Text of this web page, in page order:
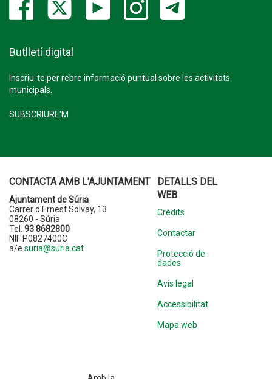
Butlletí digital
Inscriu-te per rebre informació puntual sobre les activitats
municipals.
SUBSCRIURE'M
CONTACTA AMB L'AJUNTAMENT
Ajuntament de Súria
Carrer d'Ernest Solvay, 13
08260 - Súria
Tel. 93 8682800
NIF P0827400C
a/e suria@suria.cat
DETALLS DEL
WEB
Crèdits
Contactar
Protecció de
dades
Avís legal
Accessibilitat
Mapa web